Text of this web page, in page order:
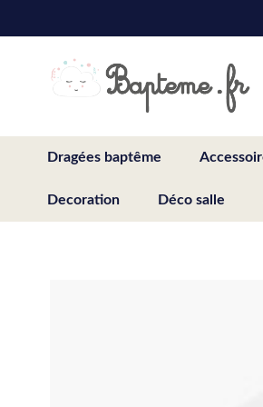
to
Dragées baptême
Decoration Déco salle